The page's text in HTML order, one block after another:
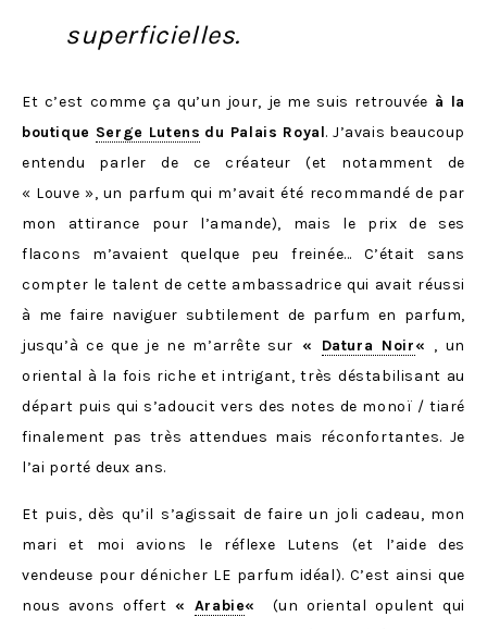
superficielles.
Et c’est comme ça qu’un jour, je me suis retrouvée à la
boutique Serge Lutens du Palais Royal. J’avais beaucoup
entendu parler de ce créateur (et notamment de
« Louve », un parfum qui m’avait été recommandé de par
mon attirance pour l’amande), mais le prix de ses
flacons m’avaient quelque peu freinée… C’était sans
compter le talent de cette ambassadrice qui avait réussi
à me faire naviguer subtilement de parfum en parfum,
jusqu’à ce que je ne m’arrête sur « Datura Noir« , un
oriental à la fois riche et intrigant, très déstabilisant au
départ puis qui s’adoucit vers des notes de monoï / tiaré
finalement pas très attendues mais réconfortantes. Je
l’ai porté deux ans.
Et puis, dès qu’il s’agissait de faire un joli cadeau, mon
mari et moi avions le réflexe Lutens (et l’aide des
vendeuse pour dénicher LE parfum idéal). C’est ainsi que
nous avons offert « Arabie«
(un oriental opulent qui